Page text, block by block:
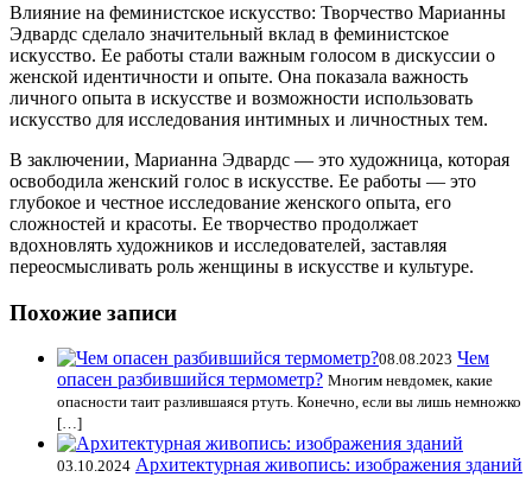
Влияние на феминистское искусство: Творчество Марианны
Эдвардс сделало значительный вклад в феминистское
искусство. Ее работы стали важным голосом в дискуссии о
женской идентичности и опыте. Она показала важность
личного опыта в искусстве и возможности использовать
искусство для исследования интимных и личностных тем.
В заключении, Марианна Эдвардс — это художница, которая
освободила женский голос в искусстве. Ее работы — это
глубокое и честное исследование женского опыта, его
сложностей и красоты. Ее творчество продолжает
вдохновлять художников и исследователей, заставляя
переосмысливать роль женщины в искусстве и культуре.
Похожие записи
08.08.2023 Чем
опасен разбившийся термометр? Многим невдомек, какие
опасности таит разлившаяся ртуть. Конечно, если вы лишь немножко
[…]
03.10.2024 Архитектурная живопись: изображения зданий